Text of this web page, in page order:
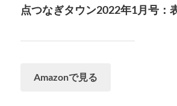
点つなぎタウン2022年1月号：
Amazonで見る